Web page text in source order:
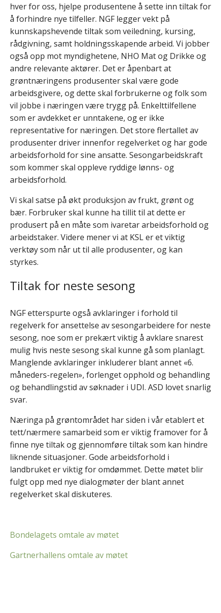
hver for oss, hjelpe produsentene å sette inn tiltak for
å forhindre nye tilfeller. NGF legger vekt på
kunnskapshevende tiltak som veiledning, kursing,
rådgivning, samt holdningsskapende arbeid. Vi jobber
også opp mot myndighetene, NHO Mat og Drikke og
andre relevante aktører. Det er åpenbart at
grøntnæringens produsenter skal være gode
arbeidsgivere, og dette skal forbrukerne og folk som
vil jobbe i næringen være trygg på. Enkelttilfellene
som er avdekket er unntakene, og er ikke
representative for næringen. Det store flertallet av
produsenter driver innenfor regelverket og har gode
arbeidsforhold for sine ansatte. Sesongarbeidskraft
som kommer skal oppleve ryddige lønns- og
arbeidsforhold.
Vi skal satse på økt produksjon av frukt, grønt og
bær. Forbruker skal kunne ha tillit til at dette er
produsert på en måte som ivaretar arbeidsforhold og
arbeidstaker. Videre mener vi at KSL er et viktig
verktøy som når ut til alle produsenter, og kan
styrkes.
Tiltak for neste sesong
NGF etterspurte også avklaringer i forhold til
regelverk for ansettelse av sesongarbeidere for neste
sesong, noe som er prekært viktig å avklare snarest
mulig hvis neste sesong skal kunne gå som planlagt.
Manglende avklaringer inkluderer blant annet «6.
måneders-regelen», forlenget opphold og behandling
og behandlingstid av søknader i UDI. ASD lovet snarlig
svar.
Næringa på grøntområdet har siden i vår etablert et
tett/nærmere samarbeid som er viktig framover for å
finne nye tiltak og gjennomføre tiltak som kan hindre
liknende situasjoner. Gode arbeidsforhold i
landbruket er viktig for omdømmet. Dette møtet blir
fulgt opp med nye dialogmøter der blant annet
regelverket skal diskuteres.
Bondelagets omtale av møtet
Gartnerhallens omtale av møtet